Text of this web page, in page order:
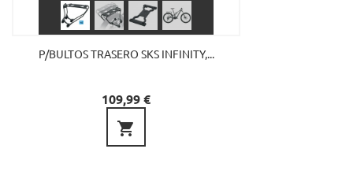
P/BULTOS TRASERO SKS INFINITY,...
Precio
109,99 €
